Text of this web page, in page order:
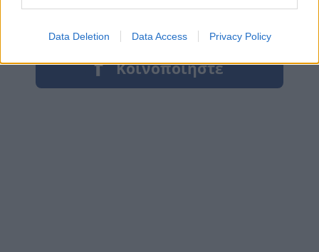
Data Deletion Data Access Privacy Policy